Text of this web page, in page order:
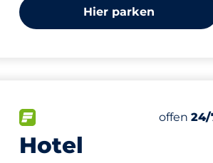
Hier parken
Hotel
FLOW verfügbar&nbspAnzahl
offen 24/